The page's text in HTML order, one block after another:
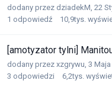
dodany przez dziadekM, 22
1 odpowiedź 10,9tys.
[amotyzator tylni]
dodany przez xzgrywu, 3
3 odpowiedzi 6,2tys.